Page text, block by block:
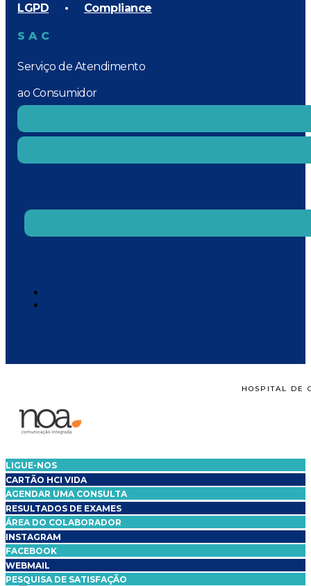
LGPD • Compliance
SAC
Serviço de Atendimento
ao Consumidor
HOSPITAL DE
LIGUE-NOS
CARTÃO HCI VIDA
AGENDAR UMA CONSULTA
RESULTADOS DE EXAMES
ÁREA DO COLABORADOR
INSTAGRAM
FACEBOOK
WEBMAIL
PESQUISA DE SATISFAÇÃO